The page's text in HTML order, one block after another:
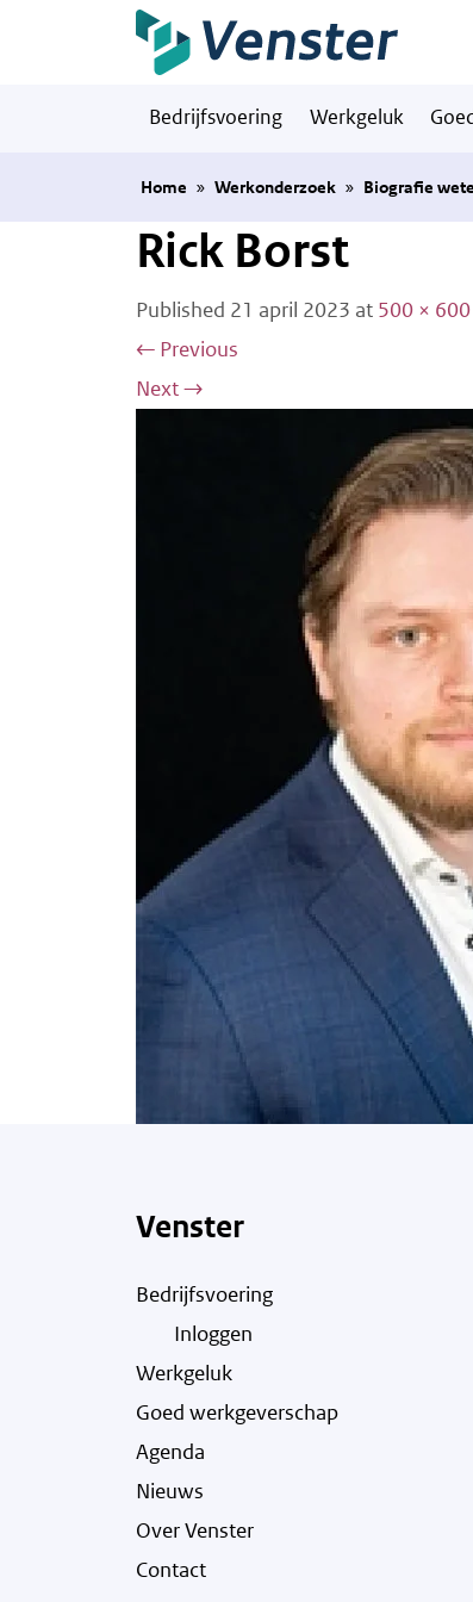
Naar hoofdinhoud
Bedrijfsvoering Werkgeluk
Home » Werkonderzoek » Biografie
Rick Borst
Published 21 april 2023 at 500 × 600
← Previous
Next→
Venster
Bedrijfsvoering
Inloggen
Werkgeluk
Goed werkgeverschap
Agenda
Nieuws
Over Venster
Contact